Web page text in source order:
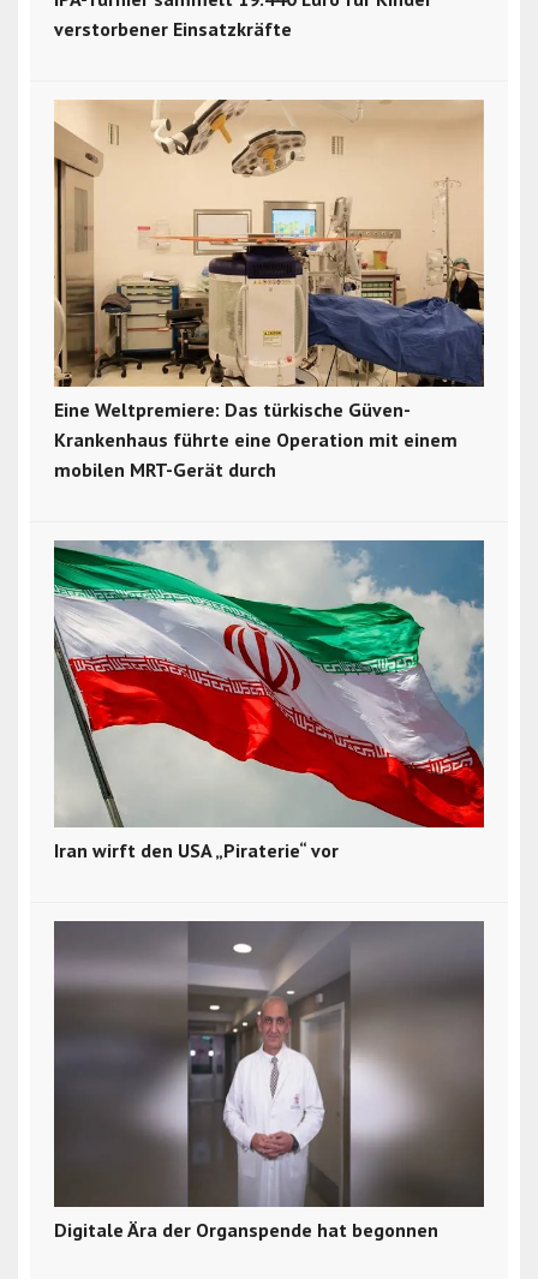
verstorbener Einsatzkräfte
Eine Weltpremiere: Das türkische Güven-
Krankenhaus führte eine Operation mit einem
mobilen MRT-Gerät durch
Iran wirft den USA „Piraterie“ vor
Digitale Ära der Organspende hat begonnen